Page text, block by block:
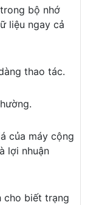
bộ nhớ
liệu ngay cả
thao tác.
của máy cộng
lợi nhuận
cho biết trạng